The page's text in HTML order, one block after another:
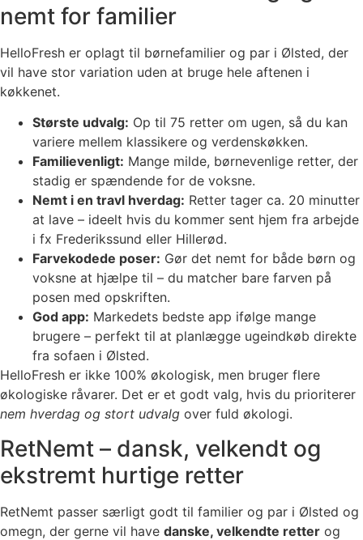
nemt for familier
HelloFresh er oplagt til børnefamilier og par i Ølsted, der
vil have stor variation uden at bruge hele aftenen i
køkkenet.
Største udvalg: Op til 75 retter om ugen, så du kan
variere mellem klassikere og verdenskøkken.
Familievenligt: Mange milde, børnevenlige retter, der
stadig er spændende for de voksne.
Nemt i en travl hverdag: Retter tager ca. 20 minutter
at lave – ideelt hvis du kommer sent hjem fra arbejde
i fx Frederikssund eller Hillerød.
Farvekodede poser: Gør det nemt for både børn og
voksne at hjælpe til – du matcher bare farven på
posen med opskriften.
God app: Markedets bedste app ifølge mange
brugere – perfekt til at planlægge ugeindkøb direkte
fra sofaen i Ølsted.
HelloFresh er ikke 100% økologisk, men bruger flere
økologiske råvarer. Det er et godt valg, hvis du prioriterer
nem hverdag og stort udvalg over fuld økologi.
RetNemt – dansk, velkendt og
ekstremt hurtige retter
RetNemt passer særligt godt til familier og par i Ølsted og
omegn, der gerne vil have danske, velkendte retter og